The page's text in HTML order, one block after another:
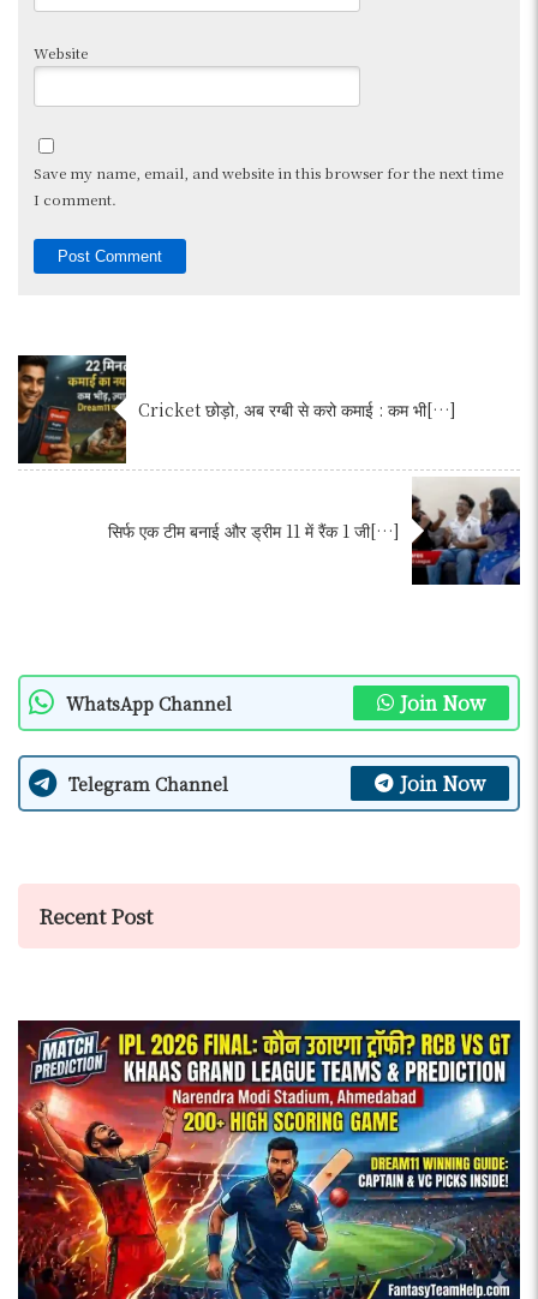
Website
Save my name, email, and website in this browser for the next time
I comment.
Cricket छोड़ो, अब रग्बी से करो कमाई : कम भी[…]
सिर्फ एक टीम बनाई और ड्रीम 11 में रैंक 1 जी[…]
WhatsApp Channel Join Now
Telegram Channel Join Now
Recent Post